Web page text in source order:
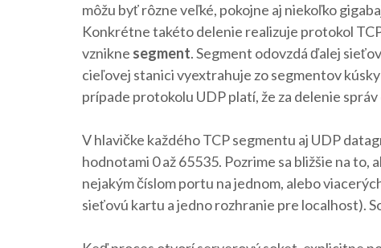
môžu byť rôzne veľké, pokojne aj niekoľko
Konkrétne takéto delenie realizuje protokol
vznikne segment. Segment odovzdá ďalej
cieľovej stanici vyextrahuje zo segmentov
prípade protokolu UDP platí, že za delenie
V hlavičke každého TCP segmentu aj UDP
hodnotami 0 až 65535. Pozrime sa bližšie na
nejakým číslom portu na jednom, alebo
sieťovú kartu a jedno rozhranie pre localhost).